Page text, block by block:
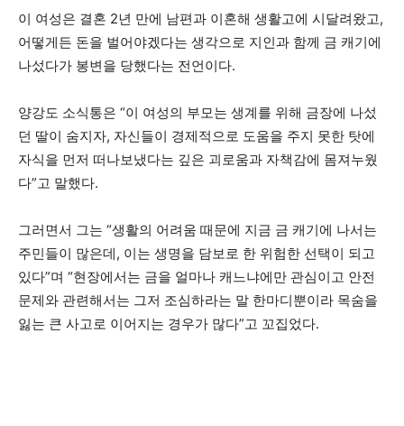
이 여성은 결혼 2년 만에 남편과 이혼해 생활고에 시달려왔고,
어떻게든 돈을 벌어야겠다는 생각으로 지인과 함께 금 캐기에
나섰다가 봉변을 당했다는 전언이다.
양강도 소식통은 “이 여성의 부모는 생계를 위해 금장에 나섰
던 딸이 숨지자, 자신들이 경제적으로 도움을 주지 못한 탓에
자식을 먼저 떠나보냈다는 깊은 괴로움과 자책감에 몸져누웠
다”고 말했다.
그러면서 그는 “생활의 어려움 때문에 지금 금 캐기에 나서는
주민들이 많은데, 이는 생명을 담보로 한 위험한 선택이 되고
있다”며 “현장에서는 금을 얼마나 캐느냐에만 관심이고 안전
문제와 관련해서는 그저 조심하라는 말 한마디뿐이라 목숨을
잃는 큰 사고로 이어지는 경우가 많다”고 꼬집었다.